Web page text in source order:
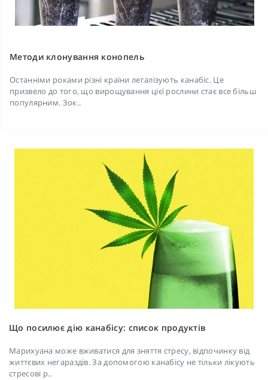
Методи клонування конопель
Останніми роками різні країни легалізують канабіс. Це
призвело до того, що вирощування цієї рослини стає все більш
популярним. Зок..
Що посилює дію канабісу: список продуктів
Марихуана може вживатися для зняття стресу, відпочинку від
життєвих негараздів. За допомогою канабісу не тільки лікують
стресові р..